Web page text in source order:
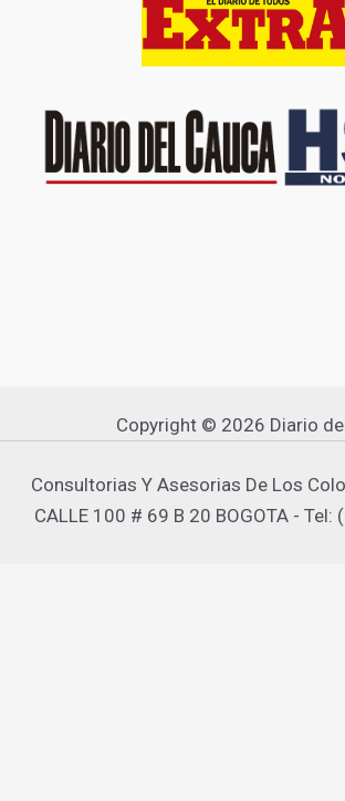
Copyright © 2026 Diario
Consultorias Y Asesorias De Los
CALLE 100 # 69 B 20 BOGOTA -